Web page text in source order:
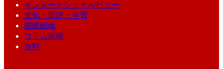
インターナショナルビュー
文化・批評・学習
国際組織
コラム架橋
資料